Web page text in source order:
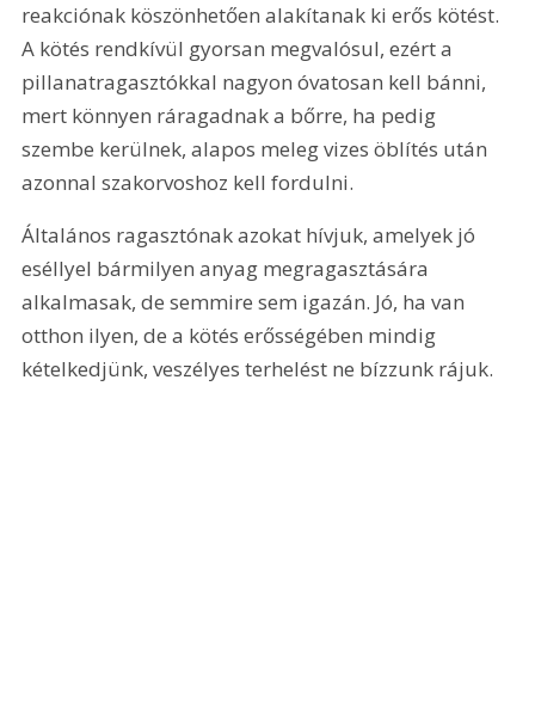
reakciónak köszönhetően alakítanak ki erős kötést.
A kötés rendkívül gyorsan megvalósul, ezért a
pillanatragasztókkal nagyon óvatosan kell bánni,
mert könnyen ráragadnak a bőrre, ha pedig
szembe kerülnek, alapos meleg vizes öblítés után
azonnal szakorvoshoz kell fordulni.
Általános ragasztónak azokat hívjuk, amelyek jó
eséllyel bármilyen anyag megragasztására
alkalmasak, de semmire sem igazán. Jó, ha van
otthon ilyen, de a kötés erősségében mindig
kételkedjünk, veszélyes terhelést ne bízzunk rájuk.